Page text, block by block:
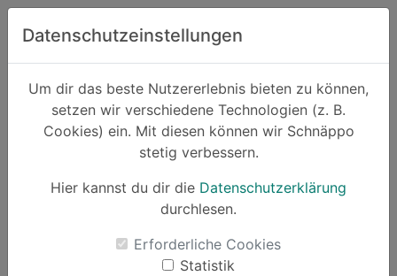
Zum Hauptinhalt springen
Datenschutzeinstellungen
Um dir das beste Nutzererlebnis bieten zu können,
setzen wir verschiedene Technologien (z. B.
Cookies) ein. Mit diesen können wir Schnäppo
stetig verbessern.
Hier kannst du dir die Datenschutzerklärung
durchlesen.
Erforderliche Cookies
Statistik
Suchen
Partner Gorillasports
Schnäppchen von Gorillasports
0 Angebote |bis zu2.5% Cashback